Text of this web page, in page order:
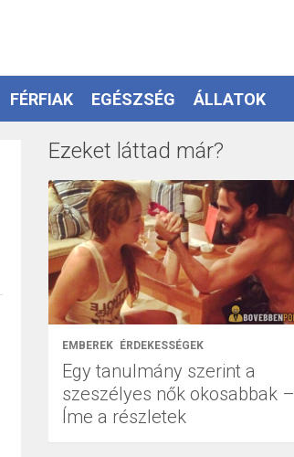
FÉRFIAK EGÉSZSÉG ÁLLATOK
Ezeket láttad már?
EMBEREK ÉRDEKESSÉGEK
Egy tanulmány szerint a
szeszélyes nők okosabbak –
Íme a részletek